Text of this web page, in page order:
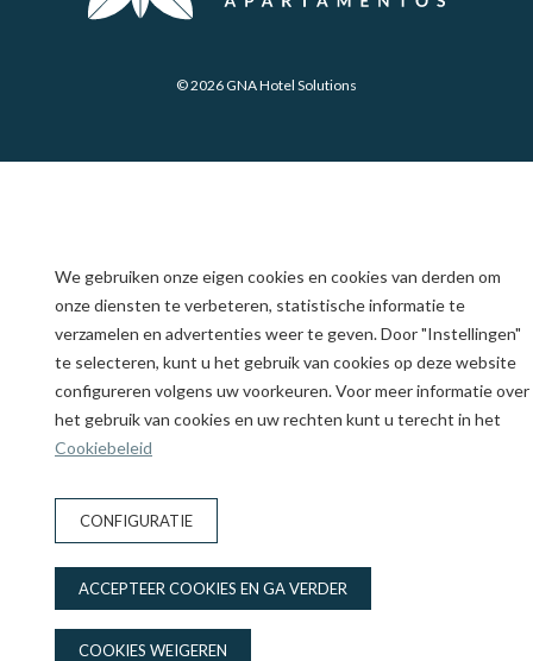
© 2026 GNA Hotel Solutions
We gebruiken onze eigen cookies en cookies van derden om
onze diensten te verbeteren, statistische informatie te
verzamelen en advertenties weer te geven. Door "Instellingen"
te selecteren, kunt u het gebruik van cookies op deze website
configureren volgens uw voorkeuren. Voor meer informatie over
het gebruik van cookies en uw rechten kunt u terecht in het
Cookiebeleid
CONFIGURATIE
ACCEPTEER COOKIES EN GA VERDER
COOKIES WEIGEREN